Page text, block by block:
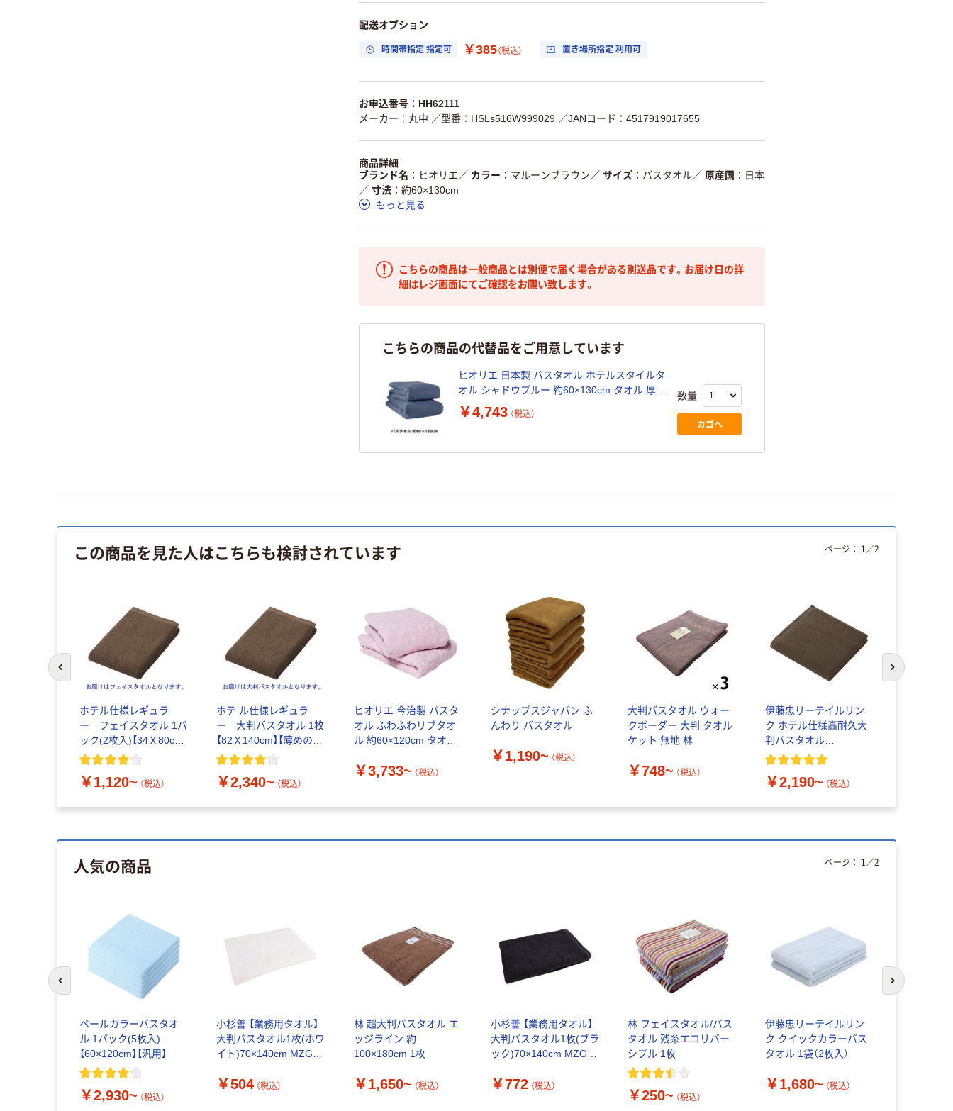
配送オプション
時間帯指定 指定可 ￥385（税込） 置き場所指定 利用可
お申込番号：HH62111
メーカー：丸中 ／型番：HSLs516W999029 ／JANコード：4517919017655
商品詳細
ブランド名
ヒオリエ ／ カラー マルーンブラウン ／ サイズ バスタオル／ 原産国
日本
／ 寸法
約60×130cm
もっと見る
こちらの商品は一般商品とは別便で届く場合がある別送品です。お届け日の詳
細はレジ画面にてご確認をお願い致します。
こちらの商品の代替品をご用意しています
ヒオリエ 日本製 バスタオル ホテルスタイルタ
オル シャドウブルー 約60×130cm タオル 厚手
吸水 セット 無地 泉州タオル 1セット(2枚)
￥4,743 （税込）
数量
カゴへ
この商品を見た人はこちらも検討されています
ホテル仕様レギュラ
ー フェイスタオル 1パ
ック(2枚入)【34Ｘ80cm】
【薄めのホテル仕様】
￥1,120~ （税込）
ホテ ル仕様レギュラ
ー 大判バスタオル 1枚
【82Ｘ140cm】【薄めのホ
テル仕様】
￥2,340~ （税込）
ヒオリエ 今治製 バスタ
オル ふわふわリブタオ
ル 約60×120cm タオル
ル 日本製
￥3,733~ （税込）
シナップスジャパン ふ
んわり バスタオル
￥1,190~ （税込）
大判バスタオル ウォー
クボーダー 大判 タオル
ケット 無地 林
￥748~ （税込）
伊藤忠リーテイルリン
ク ホテル仕様高耐久大
判バスタオル
【65×130cm】【プロ仕様】
￥2,190~ （税込）
ページ： 1 ／2
前のスライドへ 次のスライド
人気の商品
ペールカラーバスタオ
ル 1パック(5枚入)
【60×120cm】【汎用】
￥2,930~ （税込）
小杉善 【業務用タオル】
大判バスタオル1枚(ホワ
イト)70×140cm MZG-
￥504 （税込）
林 超大判バスタオル エ
ッジライン 約
100×180cm 1枚
￥1,650~ （税込）
小杉善 【業務用タオル】
大判バスタオル1枚(ブラ
ック)70×140cm MZG-
￥772 （税込）
林 フェイスタオル/バス
タオル 残糸エコリバー
シブル 1枚
￥250~ （税込）
伊藤忠リーテイルリン
ク クイックカラーバス
タオル 1袋（2枚入）
￥1,680~ （税込）
ページ： 1 ／2
前のスライドへ 次のスライド